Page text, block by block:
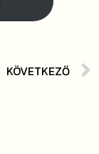
KÖVETKEZŐ